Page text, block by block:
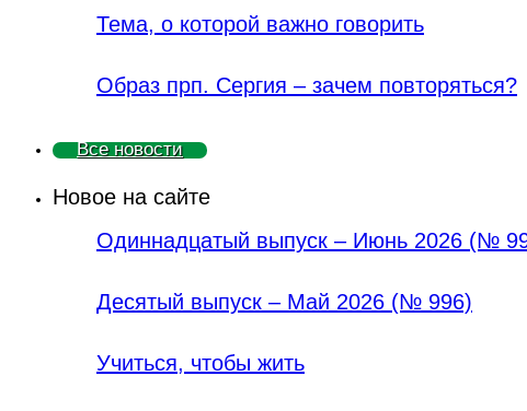
Тема, о которой важно говорить
Образ прп. Сергия – зачем повторяться?
Все новости
Новое на сайте
Одиннадцатый выпуск – Июнь 2026 (№
Деcятый выпуск – Май 2026 (№ 996)
Учиться, чтобы жить